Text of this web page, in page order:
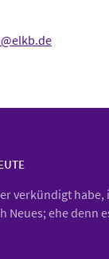
verkündigt habe,
Neues; ehe denn